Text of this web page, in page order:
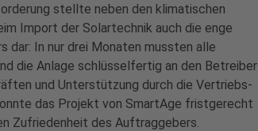
stellte neben den klimatischen
Import der Solartechnik auch die enge
dar: In nur drei Monaten mussten alle
die Anlage schlüsselfertig an den Betreiber
und Unterstützung durch die Vertriebs-
das Projekt von SmartAge fristgerecht
Zufriedenheit des Auftraggebers.